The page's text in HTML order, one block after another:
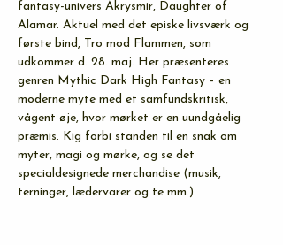
fantasy-univers Akrysmir, Daughter of
Alamar. Aktuel med det episke livsværk og
første bind, Tro mod Flammen, som
udkommer d. 28. maj. Her præsenteres
genren Mythic Dark High Fantasy – en
moderne myte med et samfundskritisk,
vågent øje, hvor mørket er en uundgåelig
præmis. Kig forbi standen til en snak om
myter, magi og mørke, og se det
specialdesignede merchandise (musik,
terninger, lædervarer og te mm.).